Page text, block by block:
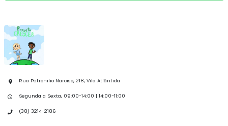
Rua Petronilio Narciso, 218, Vila Atlântida
Segunda a Sexta, 09:00-14:00 | 14:00-11:00
(38) 3214-2186